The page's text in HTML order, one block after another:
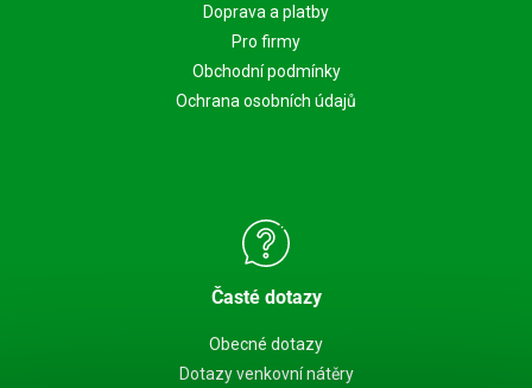
Doprava a platby
Pro firmy
Obchodní podmínky
Ochrana osobních údajů
Časté dotazy
Obecné dotazy
Dotazy venkovní nátěry